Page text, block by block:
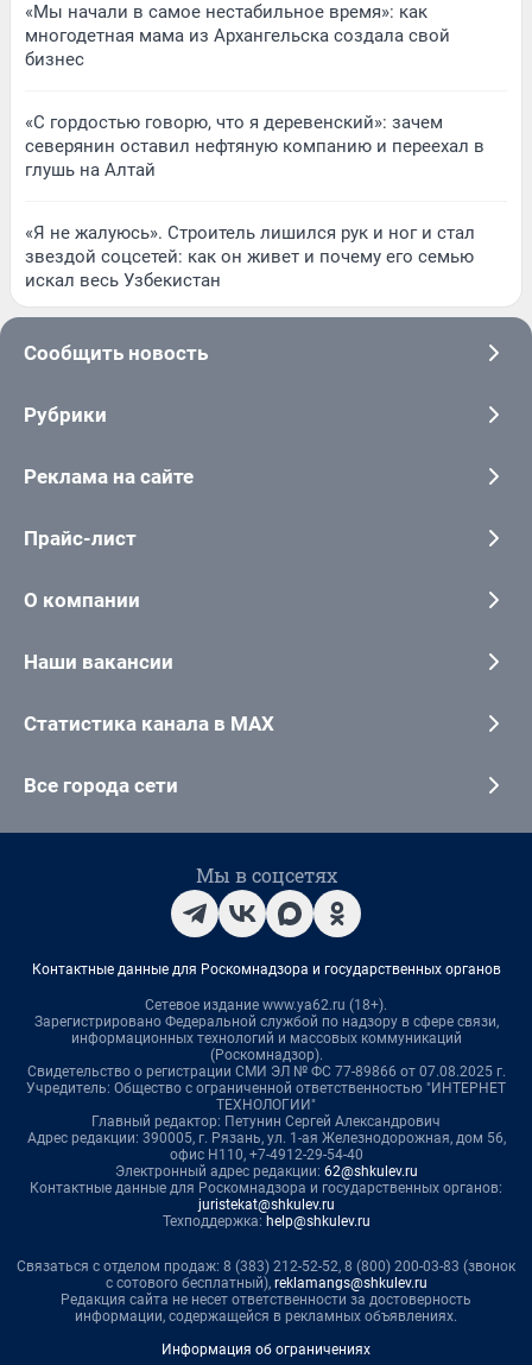
«Мы начали в самое нестабильное время»: как
многодетная мама из Архангельска создала свой
бизнес
«С гордостью говорю, что я деревенский»: зачем
северянин оставил нефтяную компанию и переехал в
глушь на Алтай
«Я не жалуюсь». Строитель лишился рук и ног и стал
звездой соцсетей: как он живет и почему его семью
искал весь Узбекистан
Сообщить новость
Рубрики
Реклама на сайте
Прайс-лист
О компании
Наши вакансии
Статистика канала в MAX
Все города сети
Мы в соцсетях
Контактные данные для Роскомнадзора и государственных органов
Сетевое издание www.ya62.ru (18+).
Зарегистрировано Федеральной службой по надзору в сфере связи,
информационных технологий и массовых коммуникаций
(Роскомнадзор).
Свидетельство о регистрации СМИ ЭЛ № ФС 77-89866 от 07.08.2025 г.
Учредитель: Общество с ограниченной ответственностью "ИНТЕРНЕТ
ТЕХНОЛОГИИ"
Главный редактор: Петунин Сергей Александрович
Адрес редакции: 390005, г. Рязань, ул. 1-ая Железнодорожная, дом 56,
офис Н110, +7-4912-29-54-40
Электронный адрес редакции: 62@shkulev.ru
Контактные данные для Роскомнадзора и государственных органов:
juristekat@shkulev.ru
Техподдержка: help@shkulev.ru
Связаться с отделом продаж: 8 (383) 212-52-52, 8 (800) 200-03-83 (звонок
с сотового бесплатный), reklamangs@shkulev.ru
Редакция сайта не несет ответственности за достоверность
информации, содержащейся в рекламных объявлениях.
Информация об ограничениях